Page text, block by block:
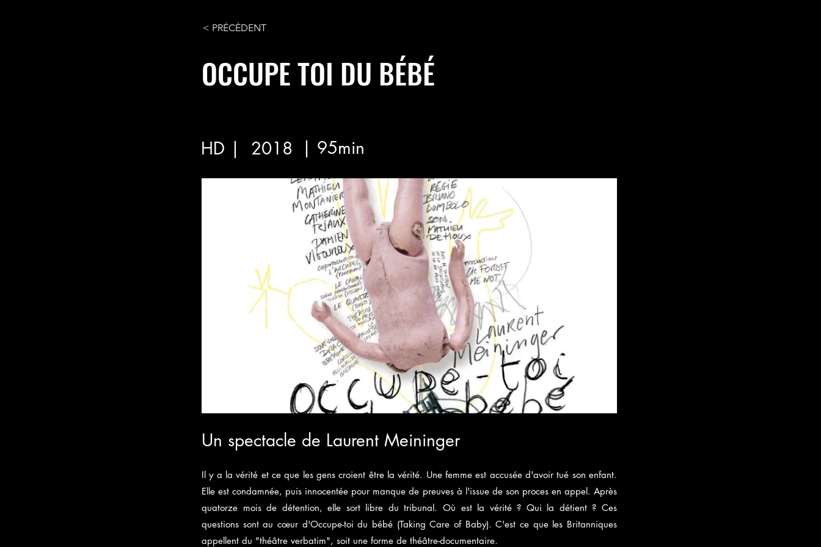
< PRÉCÉDENT
OCCUPE TOI DU BÉBÉ
| 95min
HD | 2018
Un spectacle de Laurent Meininger
Il y a la vérité et ce que les gens croient être la vérité. Une femme est accusée d'avoir tué son enfant.
Elle est condamnée, puis innocentée pour manque de preuves à l'issue de son proces en appel. Après
quatorze mois de détention, elle sort libre du tribunal. Où est la vérité ? Qui la détient ? Ces
questions sont au cœur d'Occupe-toi du bébé (Taking Care of Baby). C'est ce que les Britanniques
appellent du "théâtre verbatim", soit une forme de théâtre-documentaire.